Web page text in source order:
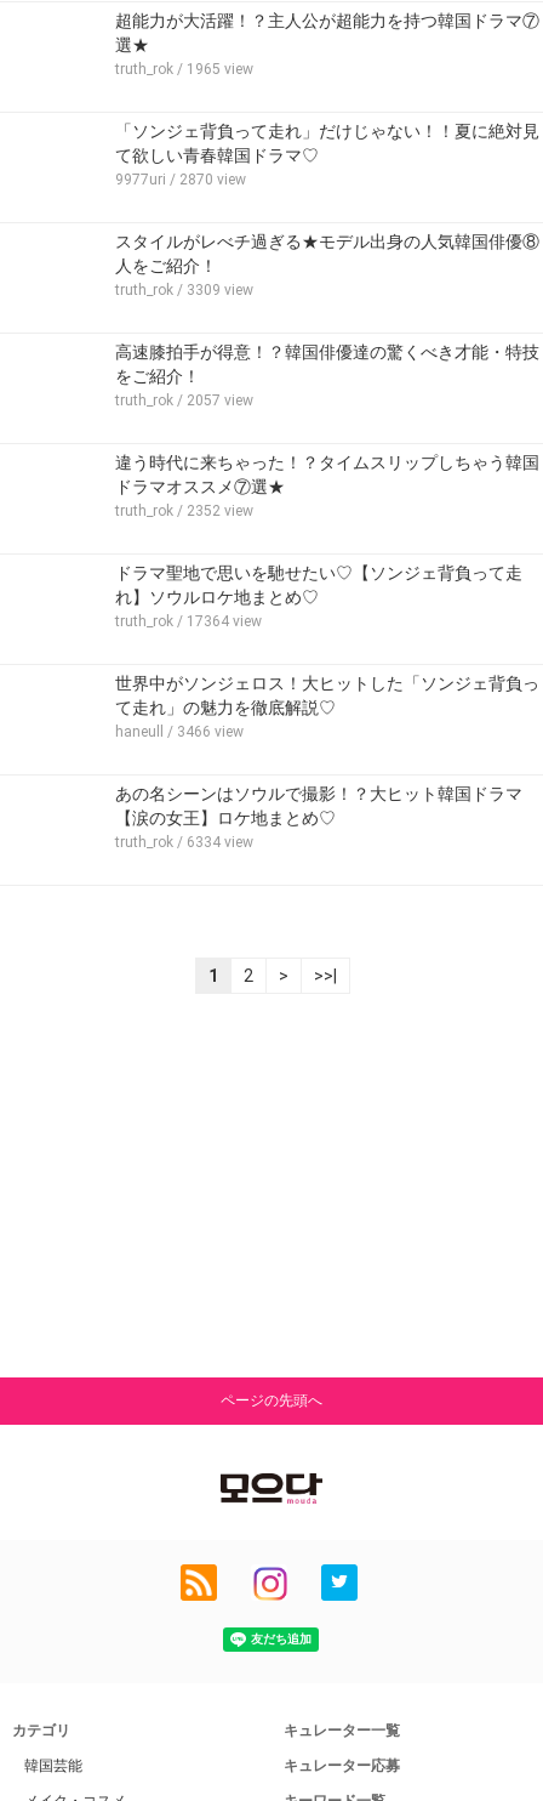
超能力が大活躍！？主人公が超能力を持つ韓国ドラマ⑦
選★
truth_rok / 1965 view
「ソンジェ背負って走れ」だけじゃない！！夏に絶対見
て欲しい青春韓国ドラマ♡
9977uri / 2870 view
スタイルがレべチ過ぎる★モデル出身の人気韓国俳優⑧
人をご紹介！
truth_rok / 3309 view
高速膝拍手が得意！？韓国俳優達の驚くべき才能・特技
をご紹介！
truth_rok / 2057 view
違う時代に来ちゃった！？タイムスリップしちゃう韓国
ドラマオススメ⑦選★
truth_rok / 2352 view
ドラマ聖地で思いを馳せたい♡【ソンジェ背負って走
れ】ソウルロケ地まとめ♡
truth_rok / 17364 view
世界中がソンジェロス！大ヒットした「ソンジェ背負っ
て走れ」の魅力を徹底解説♡
haneull / 3466 view
あの名シーンはソウルで撮影！？大ヒット韓国ドラマ
【涙の女王】ロケ地まとめ♡
truth_rok / 6334 view
1 2 > >>|
ページの先頭へ
カテゴリ
韓国芸能
キュレーター一覧
キュレーター応募